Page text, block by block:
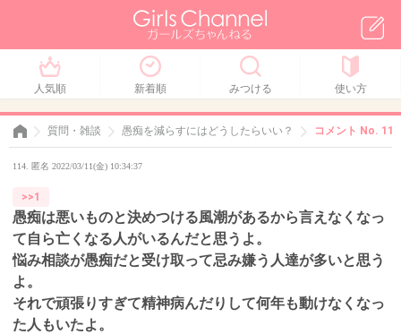
人気順 新着順 みつける 使い方
質問・雑談 愚痴を減らすにはどうしたらいい？ コメント No. 114
114. 匿名 2022/03/11(金) 10:34:37
>>1
愚痴は悪いものと決めつける風潮があるから言えなくなっ
て自ら亡くなる人がいるんだと思うよ。
悩み相談が愚痴だと受け取って忌み嫌う人達が多いと思う
よ。
それで頑張りすぎて精神病んだりして何年も動けなくなっ
た人もいたよ。